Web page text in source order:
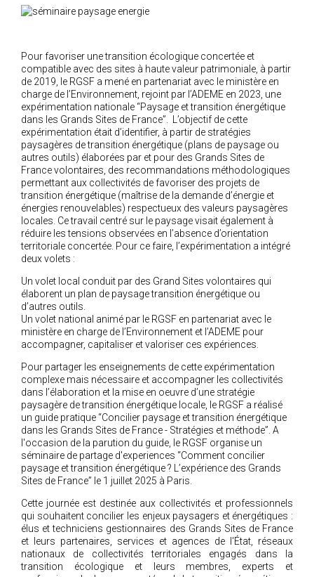
Pour favoriser une transition écologique concertée et
compatible avec des sites à haute valeur patrimoniale, à partir
de 2019, le RGSF a mené en partenariat avec le ministère en
charge de l’Environnement, rejoint par l’ADEME en 2023, une
expérimentation nationale “Paysage et transition énergétique
dans les Grands Sites de France”. L’objectif de cette
expérimentation était d’identifier, à partir de stratégies
paysagères de transition énergétique (plans de paysage ou
autres outils) élaborées par et pour des Grands Sites de
France volontaires, des recommandations méthodologiques
permettant aux collectivités de favoriser des projets de
transition énergétique (maîtrise de la demande d’énergie et
énergies renouvelables) respectueux des valeurs paysagères
locales. Ce travail centré sur le paysage visait également à
réduire les tensions observées en l’absence d’orientation
territoriale concertée. Pour ce faire, l’expérimentation a intégré
deux volets :
Un volet local conduit par des Grand Sites volontaires qui
élaborent un plan de paysage transition énergétique ou
d’autres outils.
Un volet national animé par le RGSF en partenariat avec le
ministère en charge de l’Environnement et l’ADEME pour
accompagner, capitaliser et valoriser ces expériences.
Pour partager les enseignements de cette expérimentation
complexe mais nécessaire et accompagner les collectivités
dans l’élaboration et la mise en oeuvre d’une stratégie
paysagère de transition énergétique locale, le RGSF a réalisé
un guide pratique “Concilier paysage et transition énergétique
dans les Grands Sites de France - Stratégies et méthode”. A
l'occasion de la parution du guide, le RGSF organise un
séminaire de partage d'experiences “Comment concilier
paysage et transition énergétique ? L’expérience des Grands
Sites de France” le 1 juillet 2025 à Paris.
Cette journée est destinée aux collectivités et professionnels
qui souhaitent concilier les enjeux paysagers et énergétiques :
élus et techniciens gestionnaires des Grands Sites de France
et leurs partenaires, services et agences de l'État, réseaux
nationaux de collectivités territoriales engagés dans la
transition écologique et leurs membres, experts et